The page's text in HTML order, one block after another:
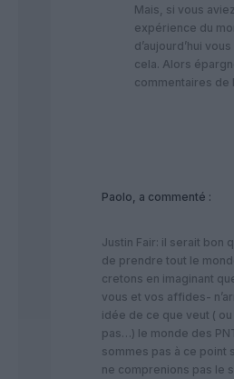
Mais, si vous
expérience du
d’aujourd’hui
cela. Alors
commentaires de
Paolo, a commenté :
Justin Fair: il serait bon
de prendre tout le
cretons en imaginant
vous et vos affides-
idée de ce que veut (
pas…) le monde des
sommes pas à ce point
ne comprenions pas le